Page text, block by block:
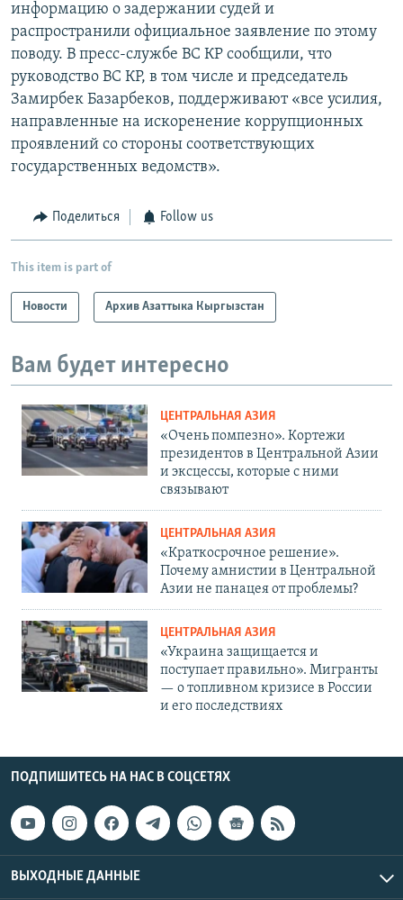
информацию о задержании судей и
распространили официальное заявление по этому
поводу. В пресс-службе ВС КР сообщили, что
руководство ВС КР, в том числе и председатель
Замирбек Базарбеков, поддерживают «все усилия,
направленные на искоренение коррупционных
проявлений со стороны соответствующих
государственных ведомств».
Поделиться Follow us
This item is part of
Новости Архив Азаттыка Кыргызстан
Вам будет интересно
ЦЕНТРАЛЬНАЯ АЗИЯ
«Очень помпезно». Кортежи
президентов в Центральной Азии
и эксцессы, которые с ними
связывают
ЦЕНТРАЛЬНАЯ АЗИЯ
«Краткосрочное решение».
Почему амнистии в Центральной
Азии не панацея от проблемы?
ЦЕНТРАЛЬНАЯ АЗИЯ
«Украина защищается и
поступает правильно». Мигранты
— о топливном кризисе в России
и его последствиях
ПОДПИШИТЕСЬ НА НАС В СОЦСЕТЯХ
ВЫХОДНЫЕ ДАННЫЕ